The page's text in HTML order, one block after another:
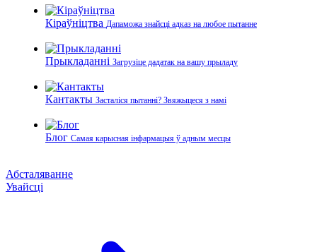
Кіраўніцтва Дапаможа знайсці адказ на любое пытанне
Прыкладанні Загрузіце дадатак на вашу прыладу
Кантакты Засталіся пытанні? Звяжыцеся з намі
Блог Самая карысная інфармацыя ў адным месцы
Абсталяванне
Увайсці